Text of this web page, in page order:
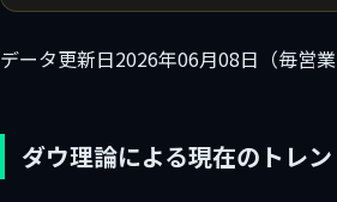
データ更新日2026年06月08日（毎営業
ダウ理論による現在のトレ